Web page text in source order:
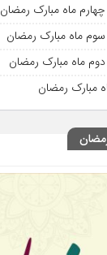
ماه مبارک رمضان
ماه مبارک رمضان
ماه مبارک رمضان
مبارک رمضان